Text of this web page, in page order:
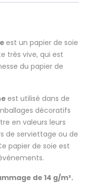
est un papier de soie
très vive, qui est
du papier de
est utilisé dans de
décoratifs
en valeurs leurs
de serviettage ou de
papier de soie est
de 14 g/m².